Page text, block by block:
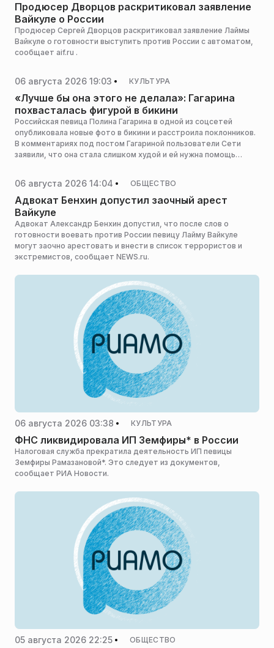
Продюсер Дворцов раскритиковал заявление
Вайкуле о России
Продюсер Сергей Дворцов раскритиковал заявление Лаймы
Вайкуле о готовности выступить против России с автоматом,
сообщает aif.ru .
06 августа 2026 19:03 КУЛЬТУРА
«Лучше бы она этого не делала»: Гагарина
похвасталась фигурой в бикини
Российская певица Полина Гагарина в одной из соцсетей
опубликовала новые фото в бикини и расстроила поклонников.
В комментариях под постом Гагариной пользователи Сети
заявили, что она стала слишком худой и ей нужна помощь
06 августа 2026 14:04 ОБЩЕСТВО
Адвокат Бенхин допустил заочный арест
Вайкуле
Адвокат Александр Бенхин допустил, что после слов о
готовности воевать против России певицу Лайму Вайкуле
могут заочно арестовать и внести в список террористов и
экстремистов, сообщает NEWS.ru.
06 августа 2026 03:38 КУЛЬТУРА
ФНС ликвидировала ИП Земфиры* в России
Налоговая служба прекратила деятельность ИП певицы
Земфиры Рамазановой*. Это следует из документов,
сообщает РИА Новости.
05 августа 2026 22:25 ОБЩЕСТВО